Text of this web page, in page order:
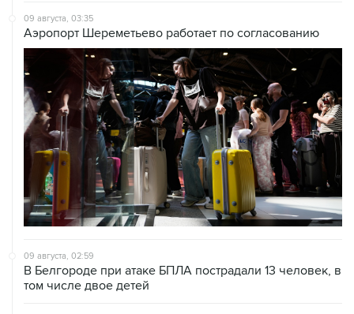
09 августа, 03:35
Аэропорт Шереметьево работает по согласованию
09 августа, 02:59
В Белгороде при атаке БПЛА пострадали 13 человек, в
том числе двое детей